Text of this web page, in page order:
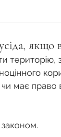
якщо
має право